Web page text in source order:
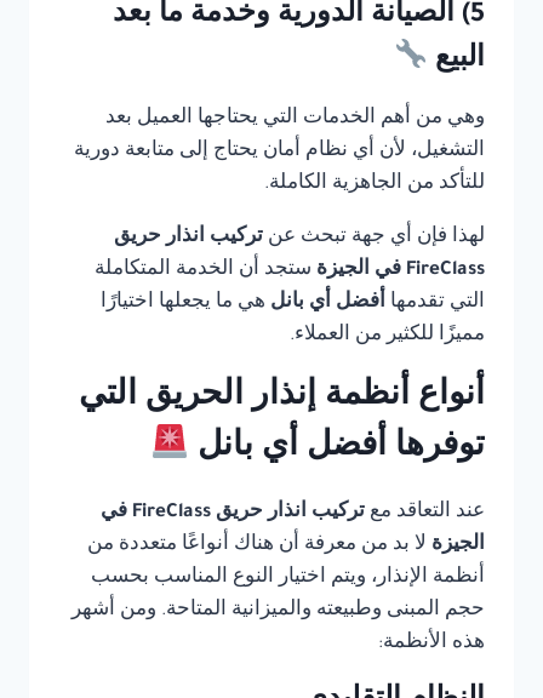
5) الصيانة الدورية وخدمة ما بعد
البيع
وهي من أهم الخدمات التي يحتاجها العميل بعد
التشغيل، لأن أي نظام أمان يحتاج إلى متابعة دورية
للتأكد من الجاهزية الكاملة.
لهذا فإن أي جهة تبحث عن تركيب انذار حريق
FireClass في الجيزة
ستجد أن الخدمة المتكاملة
التي تقدمها أفضل أي بانل هي ما يجعلها اختيارًا
مميزًا للكثير من العملاء.
أنواع أنظمة إنذار الحريق التي
توفرها أفضل أي بانل
عند التعاقد مع
تركيب انذار حريق FireClass في
الجيزة لا بد من معرفة أن هناك أنواعًا متعددة من
أنظمة الإنذار، ويتم اختيار النوع المناسب بحسب
حجم المبنى وطبيعته والميزانية المتاحة. ومن أشهر
هذه الأنظمة: